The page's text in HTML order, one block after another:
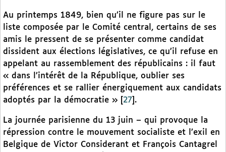
Au printemps 1849, bien qu’il ne figure pas sur le
liste composée par le Comité central, certains de ses
amis le pressent de se présenter comme candidat
dissident aux élections législatives, ce qu’il refuse en
appelant au rassemblement des républicains : il faut
« dans l’intérêt de la République, oublier ses
préférences et se rallier énergiquement aux candidats
adoptés par la démocratie »
27 .
La journée parisienne du 13 juin – qui provoque la
répression contre le mouvement socialiste et l’exil en
Belgique de Victor Considerant et François Cantagrel